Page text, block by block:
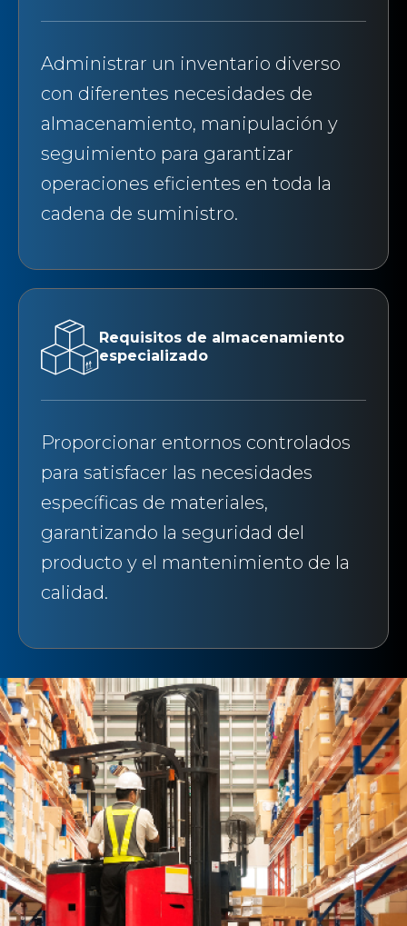
Administrar un inventario diverso
con diferentes necesidades de
almacenamiento, manipulación y
seguimiento para garantizar
operaciones eficientes en toda la
cadena de suministro.
Requisitos de almacenamiento
especializado
Proporcionar entornos controlados
para satisfacer las necesidades
específicas de materiales,
garantizando la seguridad del
producto y el mantenimiento de la
calidad.